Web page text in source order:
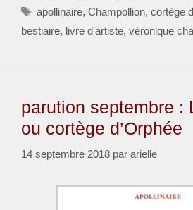
Étiquettes
apollinaire, Champollion, cortège
bestiaire, livre d'artiste, véronique
parution septembre :
ou cortège d’Orphée
14 septembre 2018 par arielle